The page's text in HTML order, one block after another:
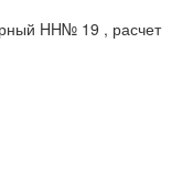
HH№ 19 , расчет